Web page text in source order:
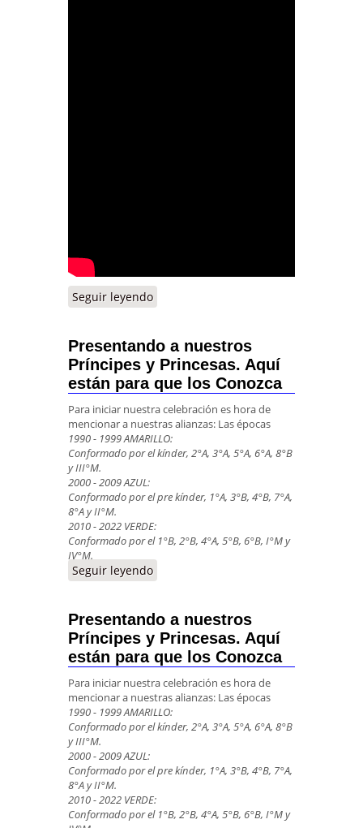
Seguir leyendo
Presentando a nuestros
Príncipes y Princesas. Aquí
están para que los Conozca
Para iniciar nuestra celebración es hora de
mencionar a nuestras alianzas: Las épocas
1990 - 1999 AMARILLO:
Conformado por el kínder, 2°A, 3°A, 5°A, 6°A, 8°B
y III°M.
2000 - 2009 AZUL:
Conformado por el pre kínder, 1°A, 3°B, 4°B, 7°A,
8°A y II°M.
2010 - 2022 VERDE:
Conformado por el 1°B, 2°B, 4°A, 5°B, 6°B, I°M y
IV°M.
Seguir leyendo
Presentando a nuestros
Príncipes y Princesas. Aquí
están para que los Conozca
Para iniciar nuestra celebración es hora de
mencionar a nuestras alianzas: Las épocas
1990 - 1999 AMARILLO:
Conformado por el kínder, 2°A, 3°A, 5°A, 6°A, 8°B
y III°M.
2000 - 2009 AZUL:
Conformado por el pre kínder, 1°A, 3°B, 4°B, 7°A,
8°A y II°M.
2010 - 2022 VERDE:
Conformado por el 1°B, 2°B, 4°A, 5°B, 6°B, I°M y